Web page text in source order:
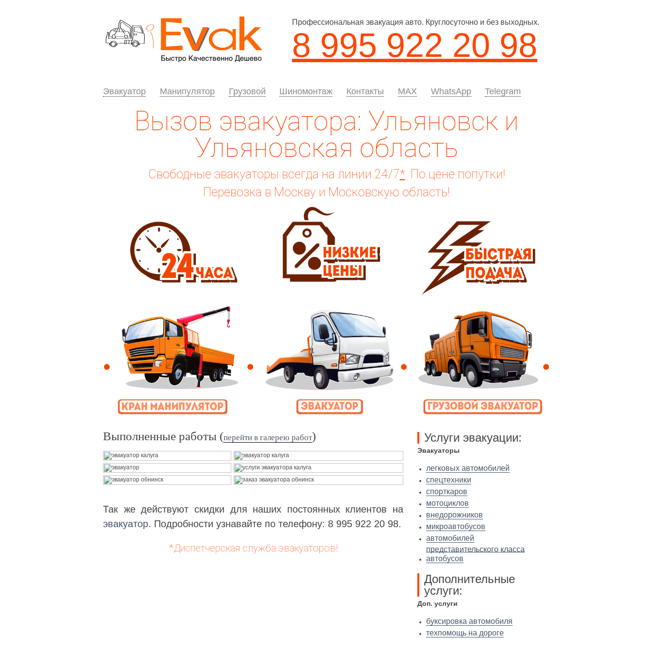
Профессиональная эвакуация авто. Круглосуточно и без выходных.
8 995 922 20 98
Эвакуатор Манипулятор Грузовой Шиномонтаж Контакты MAX WhatsApp Telegram
Вызов эвакуатора: Ульяновск и
Ульяновская область
Свободные эвакуаторы всегда на линии 24/7*. По цене попутки!
Перевозка в Москву и Московскую область!
Выполненные работы (перейти в галерею работ)
Так же действуют скидки для наших постоянных клиентов на
эвакуатор. Подробности узнавайте по телефону: 8 995 922 20 98.
*Диспетчерская служба эвакуаторов!
Услуги эвакуации:
Эвакуаторы
легковых автомобилей
спецтехники
спорткаров
мотоциклов
внедорожников
микроавтобусов
автомобилей
представительского класса
автобусов
Дополнительные
услуги:
Доп. услуги
буксировка автомобиля
техпомощь на дороге